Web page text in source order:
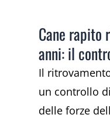
Cane rapito
anni: il
Il
un controllo
delle forze